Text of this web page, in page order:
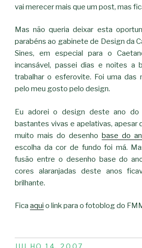
vai merecer mais que um post, mas
Mas não queria deixar esta
parabéns ao gabinete de Design da
Sines, em especial para o
incansável, passei dias e noites a
trabalhar o esferovite. Foi uma das
pelo meu gosto pelo design.
Eu adorei o design deste ano do
bastantes vivas e apelativas, apesar
muito mais do desenho base do
escolha da cor de fundo foi má.
fusão entre o desenho base do
cores alaranjadas deste anos
brilhante.
Fica aqui o link para o fotoblog do
PUBLICADO
JULHO 14, 2007